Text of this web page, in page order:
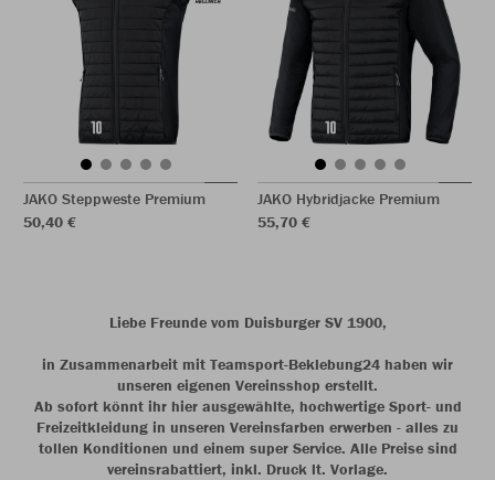
JAKO Steppweste Premium
50,40 €
JAKO Hybridjacke Premium
55,70 €
Liebe Freunde vom Duisburger SV 1900,
in Zusammenarbeit mit Teamsport-Beklebung24 haben wir
unseren eigenen Vereinsshop erstellt.
Ab sofort könnt ihr hier ausgewählte, hochwertige Sport- und
Freizeitkleidung in unseren Vereinsfarben erwerben - alles zu
tollen Konditionen und einem super Service. Alle Preise sind
vereinsrabattiert, inkl. Druck lt. Vorlage.